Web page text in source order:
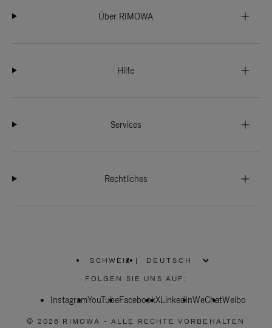
Über RIMOWA
Hilfe
Services
Rechtliches
SCHWEIZ
WÄHLEN
SIE
REGION
|
FOLGEN SIE UNS AUF:
InstagramYouTubeFacebookXLinkedInWeChatWeibo
© 2026 RIMOWA - ALLE RECHTE VORBEHALTEN